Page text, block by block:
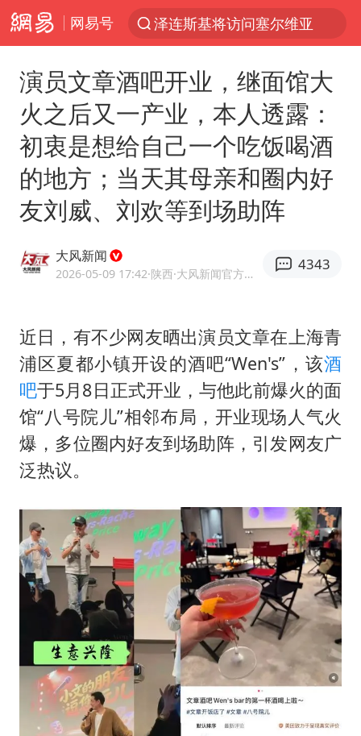
网易号
泽连斯基将访问塞尔维亚
台风白海豚已进入24小时警戒线
泉州市委书记张毅恭被查
秘鲁和墨西哥宣布恢复外交关系
沙特土耳其巴基斯坦签署共同防务协议
中医教你一招提升气血
全球首个长时储能一体化产业园量产
老中医：立秋后养心是关键
胡彦斌获《歌手2026》歌王
名创优品回应女子吐槽内裤质量差
飞机票免费退改真的来了
秋天的第一杯奶茶到底有多火
38岁演员求职万岁山NPC成功
国防部：中国军队坚决反制任何闹海挑衅图谋
夯实基础开新局
演员文章酒吧开业，继面馆大
火之后又一产业，本人透露：
初衷是想给自己一个吃饭喝酒
的地方；当天其母亲和圈内好
友刘威、刘欢等到场助阵
大风新闻
2026-05-09 17:42·陕西 ·大风新闻官方账号
4343
近日，有不少网友晒出演员文章在上海青
浦区夏都小镇开设的酒吧“Wen's”，该酒
吧于5月8日正式开业，与他此前爆火的面
馆“八号院儿”相邻布局，开业现场人气火
爆，多位圈内好友到场助阵，引发网友广
泛热议。